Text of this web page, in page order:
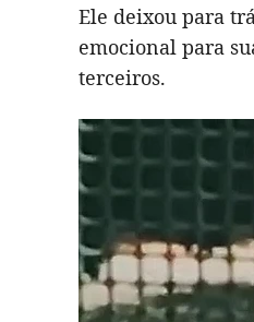
Ele deixou para
emocional para
terceiros.